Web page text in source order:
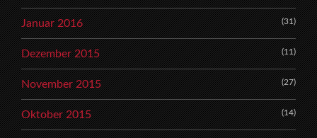
Januar 2016 (31)
Dezember 2015 (11)
November 2015 (27)
Oktober 2015 (14)